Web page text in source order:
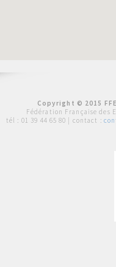
Copyright © 2015
Fédération Française des
tél : 01 39 44 65 80 | contact :